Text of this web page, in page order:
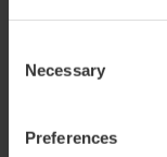
Selection
Necessary
Preferences
Audit:80
Cocktail:80